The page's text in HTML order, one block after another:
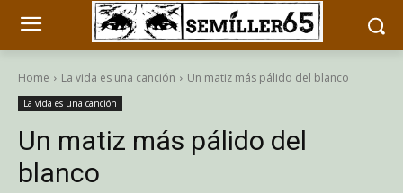
Home La vida es una canción Un matiz más pálido del blanco
La vida es una canción
Un matiz más pálido del
blanco